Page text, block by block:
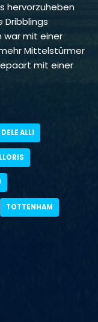
hervorzuheben
Dribblings
war mit einer
Mittelstürmer
mit einer
DELE ALLI
TOTTENHAM